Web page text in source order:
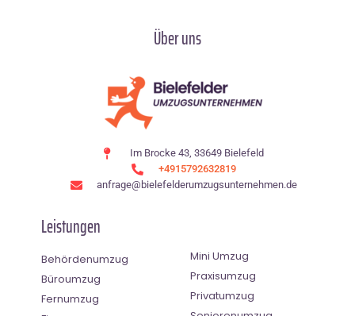
Über uns
Im Brocke 43, 33649 Bielefeld
+4915792632819
anfrage@bielefelderumzugsunternehmen.de
Leistungen
Behördenumzug
Büroumzug
Fernumzug
Mini Umzug
Praxisumzug
Privatumzug